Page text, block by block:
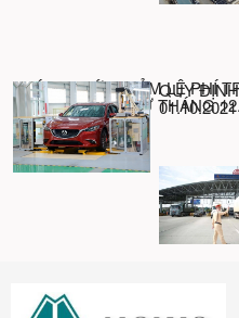
CHÍNH THỨC GIẢM LỆ PHÍ
TRONG NƯỚC TỪ THÁNG
QUY